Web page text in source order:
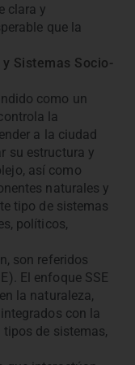
clara y
que la
Sistemas Socio-
como un
la
a la ciudad
su estructura y
así como
naturales y
tipo de sistemas
políticos,
son referidos
El enfoque SSE
la naturaleza,
con la
de sistemas,